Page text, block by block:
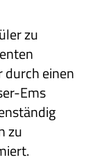
zu
durch einen
Ems
zu